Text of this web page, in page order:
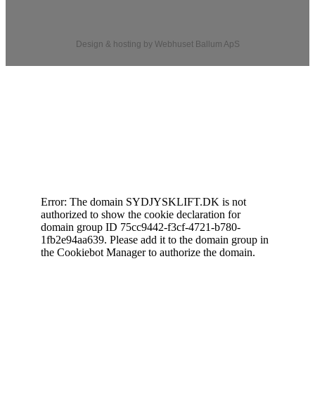
Design & hosting by Webhuset Ballum ApS
Error: The domain SYDJYSKLIFT.DK is not
authorized to show the cookie declaration for
domain group ID 75cc9442-f3cf-4721-b780-
1fb2e94aa639. Please add it to the domain group in
the Cookiebot Manager to authorize the domain.